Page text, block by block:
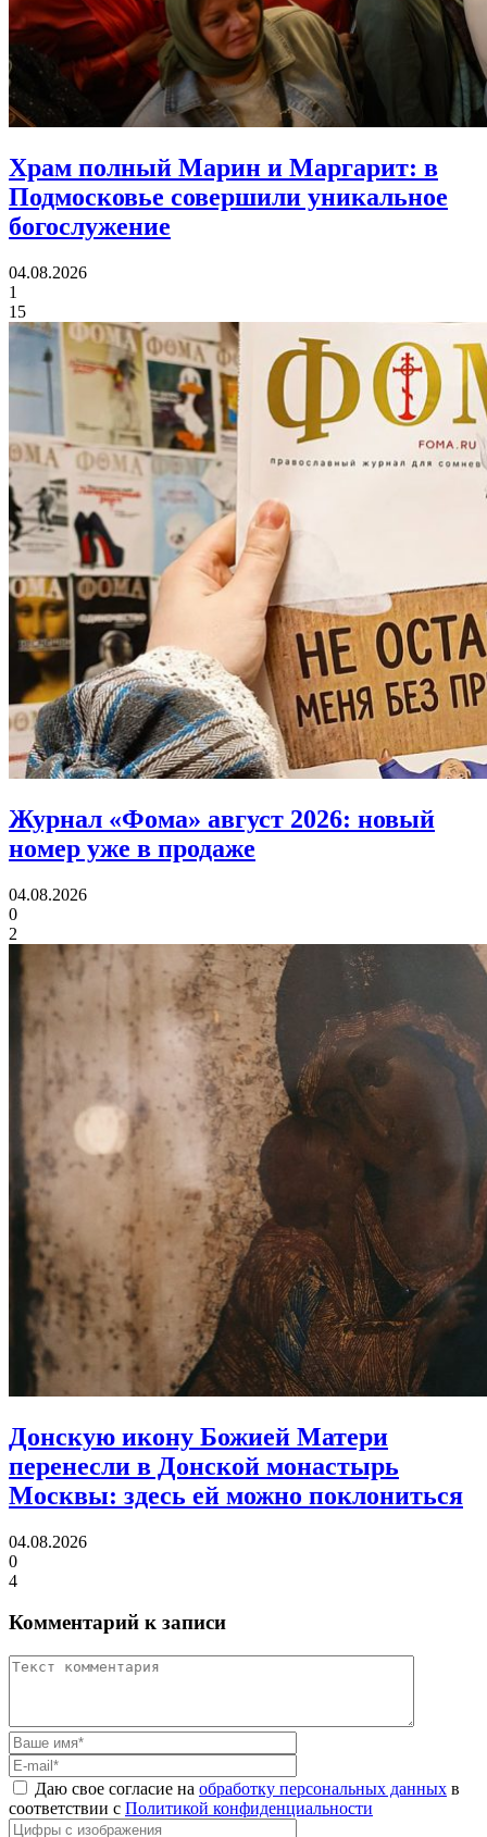
Храм полный Марин и Маргарит: в
Подмосковье совершили уникальное
богослужение
04.08.2026
1
15
Журнал «Фома» август 2026: новый
номер уже в продаже
04.08.2026
0
2
Донскую икону Божией Матери
перенесли в Донской монастырь
Москвы: здесь ей можно поклониться
04.08.2026
0
4
Комментарий к записи
Даю свое согласие на обработку персональных данных в
соответствии с Политикой конфиденциальности